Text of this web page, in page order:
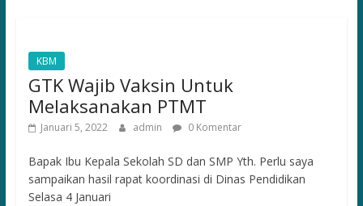
KBM
GTK Wajib Vaksin Untuk
Melaksanakan PTMT
Januari 5, 2022 admin 0 Komentar
Bapak Ibu Kepala Sekolah SD dan SMP Yth. Perlu saya
sampaikan hasil rapat koordinasi di Dinas Pendidikan
Selasa 4 Januari